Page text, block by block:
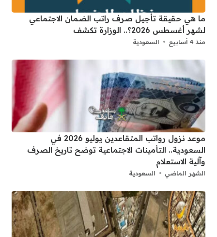
ما هي حقيقة تأجيل صرف راتب الضمان الاجتماعي
لشهر أغسطس 2026؟.. الوزارة تكشف
منذ 4 أسابيع السعودية
موعد نزول رواتب المتقاعدين يوليو 2026 في
السعودية.. التأمينات الاجتماعية توضح تاريخ الصرف
وآلية الاستعلام
الشهر الماضي السعودية